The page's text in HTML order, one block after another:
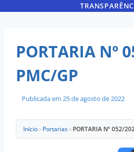
PORTARIA Nº
PMC/GP
Publicada em 25 de agosto de 2022
Início» Portarias» PORTARIA Nº 052/